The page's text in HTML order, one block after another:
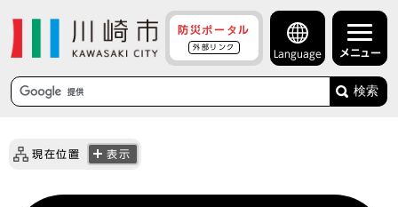
防災ポータル
外部リンク
Language メニュー
検索
現在位置 表示